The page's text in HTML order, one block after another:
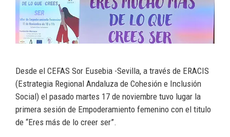
Desde el CEFAS Sor Eusebia -Sevilla, a través de ERACIS
(Estrategia Regional Andaluza de Cohesión e Inclusión
Social) el pasado martes 17 de noviembre tuvo lugar la
primera sesión de Empoderamiento femenino con el titulo
de “Eres más de lo creer ser”.